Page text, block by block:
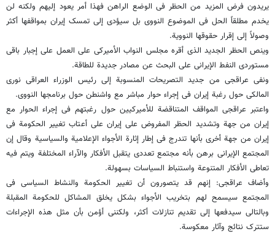
یریدون فرض المزید من الحظر فی الوضع الراهن فهذا أمر یعود إلیهم ولکنه لن
یخدم مطلقاً الحل فی الموضوع النووی بل سیؤدی إلى تمسک إیران بمواقفها أکثر
وصولاً إلى إقرار حقوقها النوویة.
وینص الحظر الجدید الذی أقره مجلس النواب الأمیرکی على العمل على إجبار باقی
مستوردی النفط الإیرانی على البحث عن مصادر جدیدة للطاقة.
ونفی عراقجی من جدید التصریحات المنسوبة إلى رئیس الوزراء العراقی نوری
المالکی حول رغبة إیران فی إجراء حوار مباشر مع واشنطن حول برنامجها النووی.
واعتبر عراقجی المواقف المتناقضة للأمیرکیین حول رغبتهم فی إجراء الحوار مع
إیران من جهة وتشدید الحظر المفروض على إیران على أعتاب تغییر الحکومة فی
إیران من جهة أخرى بأنها تندرج فی إطار إثارة الأجواء الإعلامیة والسیاسیة وقال إن
المجتمع الإیرانی برهن بأنه مجتمع تعددی یتقبل الأفکار والآراء المختلفة ویتم فیه
تعاطی الأفکار المتنوعة واستنباط السیاسات بسهولة.
وأضاف عراقجی: إنهم قد یتصورون أن تغییر الحکومة والنشاط السیاسی فی
المجتمع سیسمح لهم بتخریب الأجواء بشکل یخلق المشاکل للحکومة المقبلة
وبالتالی سیدفعها إلى تقدیم تنازلات أکثر، ولکننی أؤمن بأن مثل هذه الإجراءات
ستترک نتائج وآثار معکوسة.